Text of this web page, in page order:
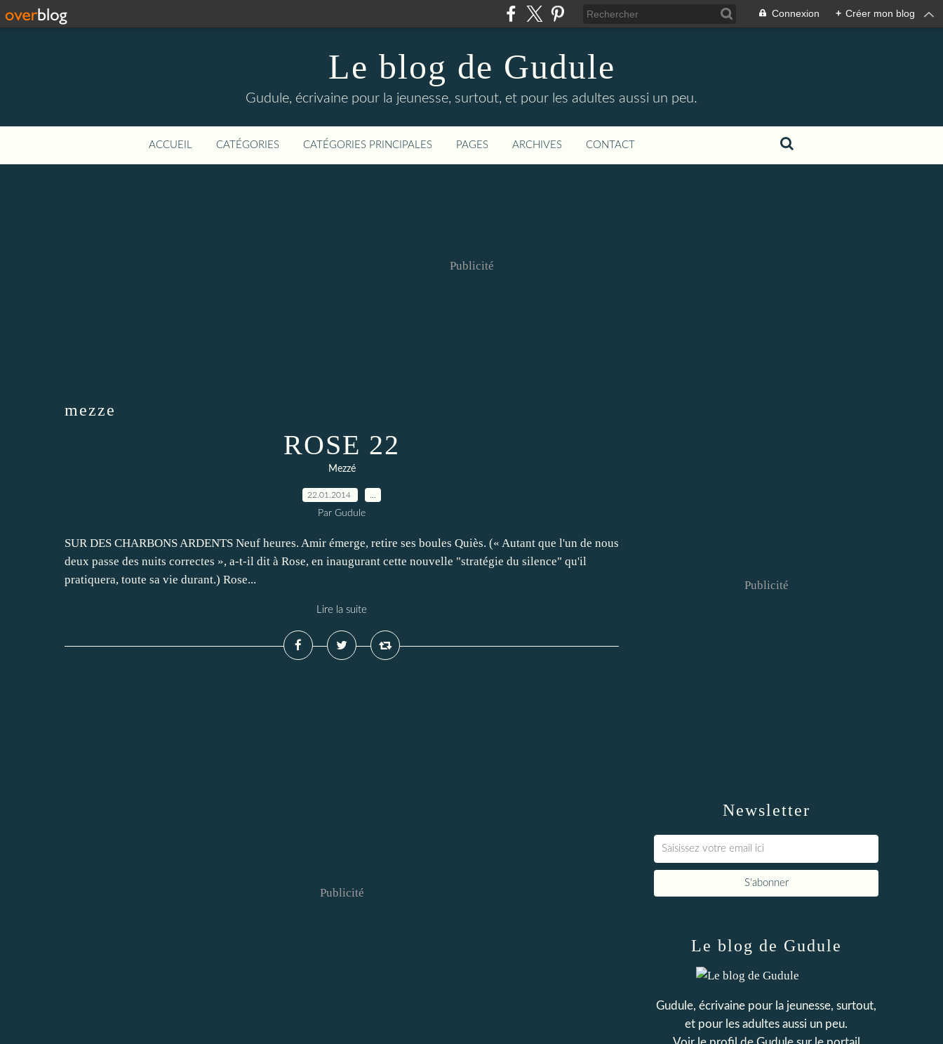
Connexion + Créer mon blog
Le blog de Gudule
Gudule, écrivaine pour la jeunesse, surtout, et pour les adultes aussi un peu.
ACCUEIL CATÉGORIES CATÉGORIES PRINCIPALES PAGES ARCHIVES CONTACT
Publicité
mezze
ROSE 22
Mezzé
22.01.2014
Par Gudule
SUR DES CHARBONS ARDENTS Neuf heures. Amir émerge, retire ses boules Quiès. (« Autant que l'un de nous
deux passe des nuits correctes », a-t-il dit à Rose, en inaugurant cette nouvelle "stratégie du silence" qu'il
pratiquera, toute sa vie durant.) Rose...
Lire la suite
Publicité
Newsletter
Publicité
Le blog de Gudule
Gudule, écrivaine pour la jeunesse, surtout,
et pour les adultes aussi un peu.